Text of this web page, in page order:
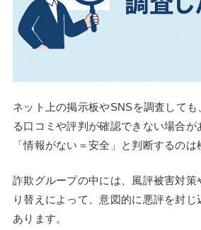
ネット上の掲示板やSNSを調査して
る口コミや評判が確認できない場合が
「情報がない＝安全」と判断するのは
詐欺グループの中には、風評被害対策
り替えによって、意図的に悪評を封じ
あります。